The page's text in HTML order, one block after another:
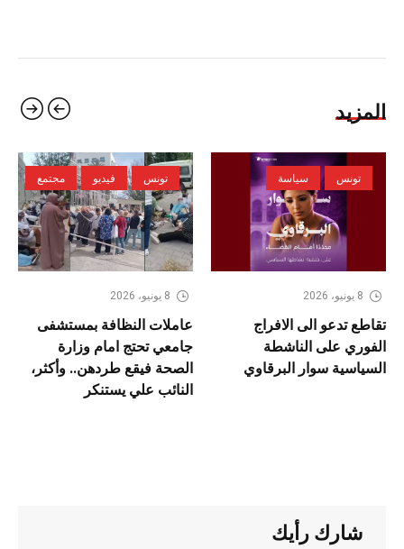
المزيد
تونس سياسة
8 يونيو، 2026
تقاطع تدعو الى الافراج
الفوري على الناشطة
السياسية سوار البرقاوي
تونس فيديو مجتمع
8 يونيو، 2026
عاملات النظافة بمستشفى
جامعي تحتج امام وزارة
الصحة فيقع طردهن.. وأكثر،
النائب علي يستنكر
شارك رأيك